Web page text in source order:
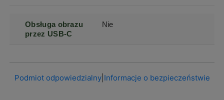
Obsługa obrazu
przez USB-C
Nie
Podmiot odpowiedzialny| Informacje o bezpieczeństwie